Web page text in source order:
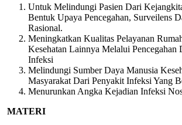
Untuk Melindungi Pasien Dari
Bentuk Upaya Pencegahan, Surveilens
Rasional.
Meningkatkan Kualitas Pelayanan
Kesehatan Lainnya Melalui Pencegahan
Infeksi
Melindungi Sumber Daya Manusia
Masyarakat Dari Penyakit Infeksi Yang
Menurunkan Angka Kejadian Infeksi
MATERI